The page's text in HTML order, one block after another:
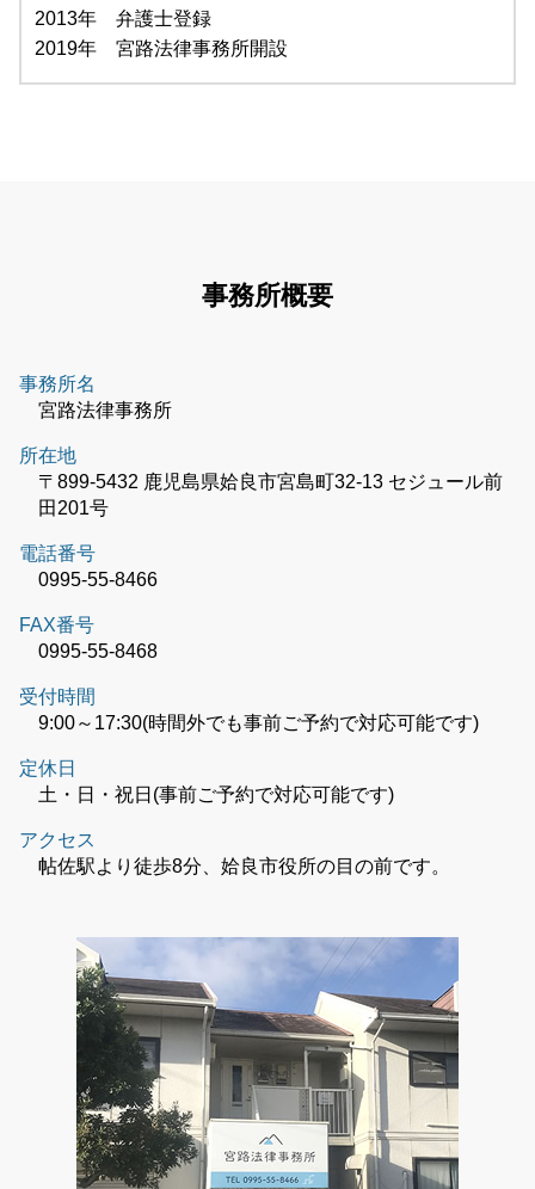
2013年 弁護士登録
2019年 宮路法律事務所開設
事務所概要
事務所名
宮路法律事務所
所在地
〒899-5432 鹿児島県姶良市宮島町32-13 セジュール前
田201号
電話番号
0995-55-8466
FAX番号
0995-55-8468
受付時間
9:00～17:30(時間外でも事前ご予約で対応可能です)
定休日
土・日・祝日(事前ご予約で対応可能です)
アクセス
帖佐駅より徒歩8分、姶良市役所の目の前です。